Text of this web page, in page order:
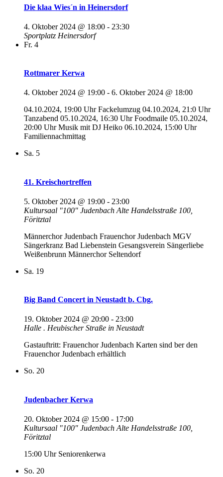
Die klaa Wies´n in Heinersdorf
4. Oktober 2024 @ 18:00 - 23:30
Sportplatz Heinersdorf
Fr. 4
Rottmarer Kerwa
4. Oktober 2024 @ 19:00 - 6. Oktober 2024 @ 18:00
04.10.2024, 19:00 Uhr Fackelumzug 04.10.2024, 21:0 Uhr
Tanzabend 05.10.2024, 16:30 Uhr Foodmaile 05.10.2024,
20:00 Uhr Musik mit DJ Heiko 06.10.2024, 15:00 Uhr
Familiennachmittag
Sa. 5
41. Kreischortreffen
5. Oktober 2024 @ 19:00 - 23:00
Kultursaal "100" Judenbach Alte Handelsstraße 100,
Föritztal
Männerchor Judenbach Frauenchor Judenbach MGV
Sängerkranz Bad Liebenstein Gesangsverein Sängerliebe
Weißenbrunn Männerchor Seltendorf
Sa. 19
Big Band Concert in Neustadt b. Cbg.
19. Oktober 2024 @ 20:00 - 23:00
Halle . Heubischer Straße in Neustadt
Gastauftritt: Frauenchor Judenbach Karten sind ber den
Frauenchor Judenbach erhältlich
So. 20
Judenbacher Kerwa
20. Oktober 2024 @ 15:00 - 17:00
Kultursaal "100" Judenbach Alte Handelsstraße 100,
Föritztal
15:00 Uhr Seniorenkerwa
So. 20